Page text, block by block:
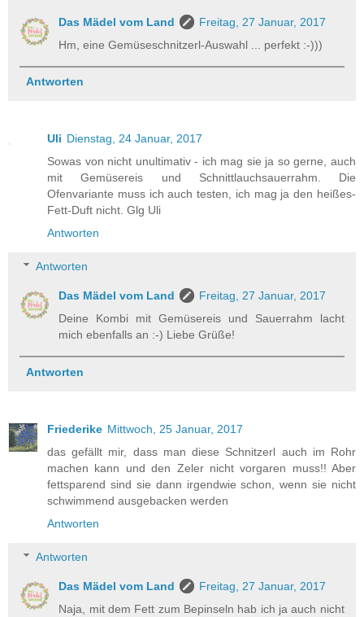
Das Mädel vom Land
Freitag, 27 Januar, 2017
Hm, eine Gemüseschnitzerl-Auswahl ... perfekt :-)))
Antworten
Uli Dienstag, 24 Januar, 2017
Sowas von nicht unultimativ - ich mag sie ja so gerne, auch
mit Gemüsereis und Schnittlauchsauerrahm. Die
Ofenvariante muss ich auch testen, ich mag ja den heißes-
Fett-Duft nicht. Glg Uli
Antworten
Antworten
Das Mädel vom Land
Freitag, 27 Januar, 2017
Deine Kombi mit Gemüsereis und Sauerrahm lacht
mich ebenfalls an :-) Liebe Grüße!
Antworten
Friederike Mittwoch, 25 Januar, 2017
das gefällt mir, dass man diese Schnitzerl auch im Rohr
machen kann und den Zeler nicht vorgaren muss!! Aber
fettsparend sind sie dann irgendwie schon, wenn sie nicht
schwimmend ausgebacken werden
Antworten
Antworten
Das Mädel vom Land
Freitag, 27 Januar, 2017
Naja, mit dem Fett zum Bepinseln hab ich ja auch nicht